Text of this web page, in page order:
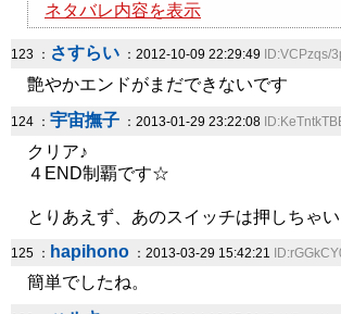
ネタバレ内容を表示
123 ： さすらい ：2012-10-09 22:29:49 ID:VCPzqs/
艶やかエンドがまだできないです
124 ： 宇宙撫子 ：2013-01-29 23:22:08
クリア♪
４END制覇です☆
とりあえず、あのスイッチは押しちゃ
125 ： hapihono ：2013-03-29 15:42:21
簡単でしたね。